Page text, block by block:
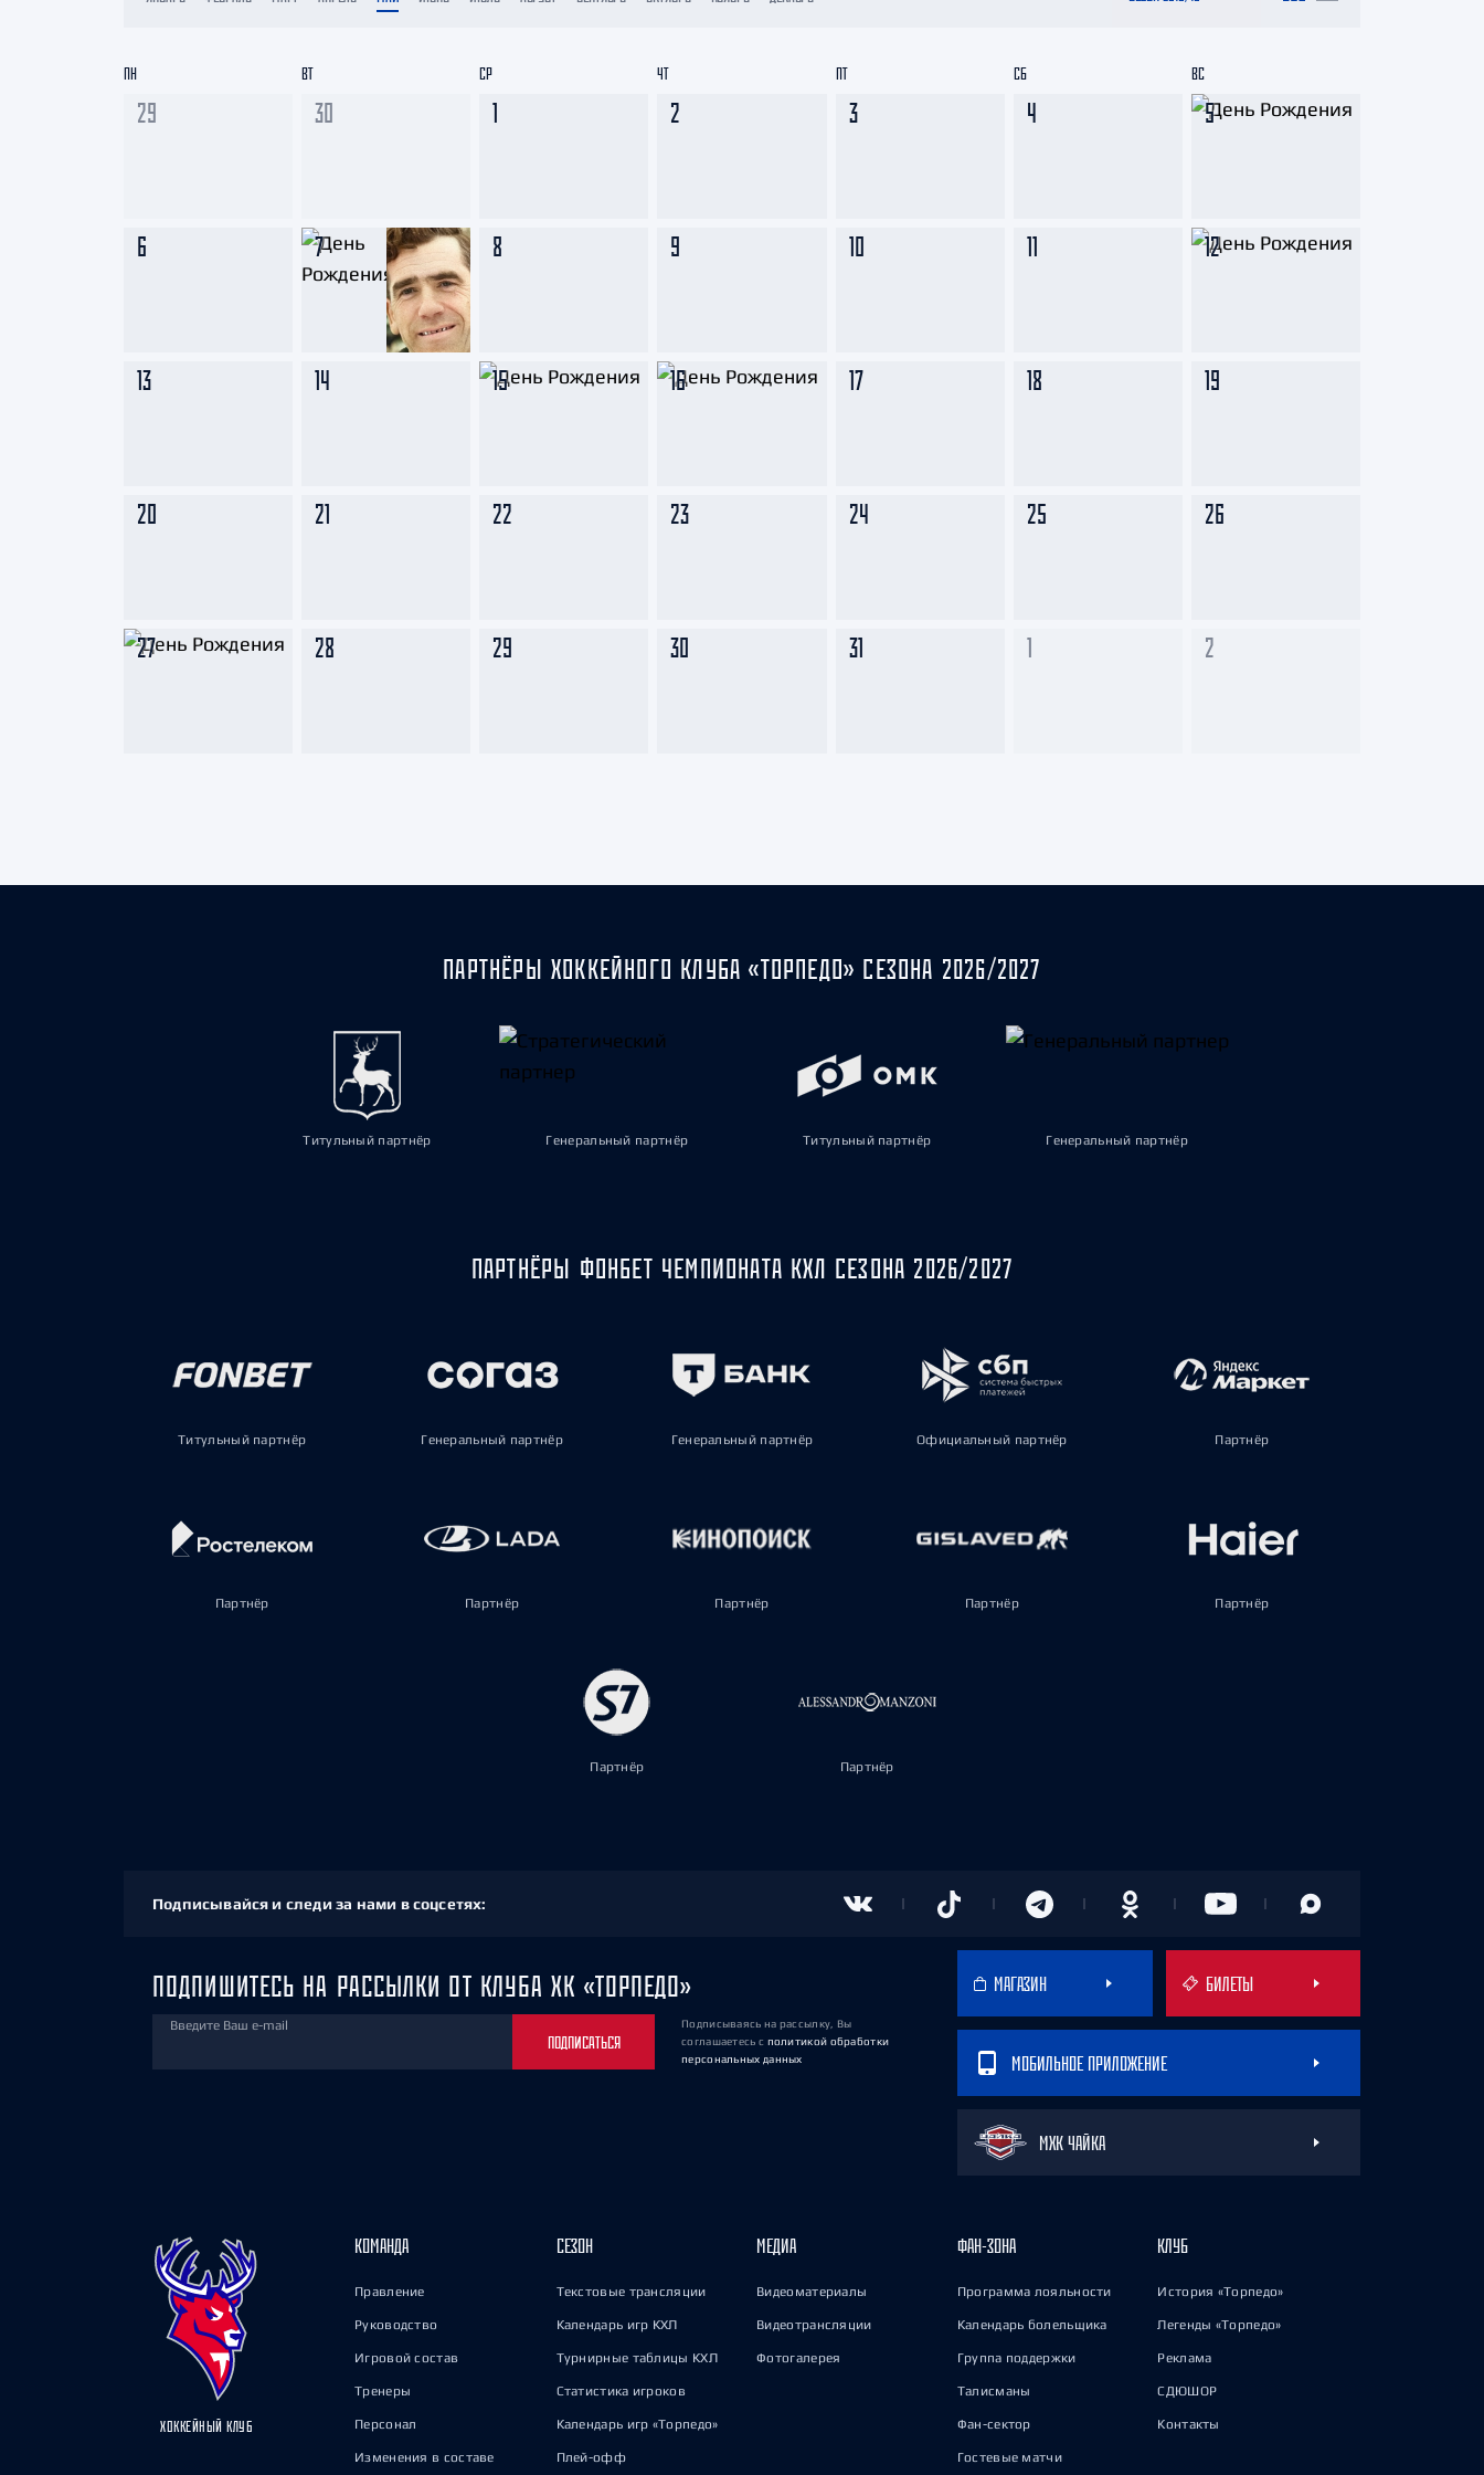
ЦСКА
Шанхайские Драконы
Салават Юлаев
29 30 1 2 3 4 5
6 7 8 9 10 11 12
13 14 15 16 17 18 19
20 21 22 23 24 25 26
27 28 29 30 31 1 2
ПН ВТ СР ЧТ ПТ СБ ВС
ПАРТНЁРЫ ХОККЕЙНОГО КЛУБА «ТОРПЕДО» СЕЗОНА 2026/2027
Титульный партнёр Генеральный партнёр Титульный партнёр Генеральный партнёр
ПАРТНЁРЫ ФОНБЕТ ЧЕМПИОНАТА КХЛ СЕЗОНА 2026/2027
Титульный партнёр Генеральный партнёр Генеральный партнёр Официальный партнёр Партнёр
Партнёр Партнёр Партнёр Партнёр Партнёр
Партнёр Партнёр
Подписывайся и следи за нами в соцсетях:
ПОДПИШИТЕСЬ НА РАССЫЛКИ ОТ КЛУБА ХК «ТОРПЕДО»
Введите Ваш e-mail
ПОДПИСАТЬСЯ
Подписываясь на рассылку, Вы
соглашаетесь с политикой обработки
персональных данных
МАГАЗИН БИЛЕТЫ
МОБИЛЬНОЕ ПРИЛОЖЕНИЕ
МХК ЧАЙКА
ХОККЕЙНЫЙ КЛУБ
КОМАНДА
Правление
Руководство
Игровой состав
Тренеры
Персонал
Изменения в составе
СЕЗОН
Текстовые трансляции
Календарь игр КХЛ
Турнирные таблицы КХЛ
Статистика игроков
Календарь игр «Торпедо»
Плей-офф
МЕДИА
Видеоматериалы
Видеотрансляции
Фотогалерея
ФАН-ЗОНА
Программа лояльности
Календарь болельщика
Группа поддержки
Талисманы
Фан-сектор
Гостевые матчи
КЛУБ
История «Торпедо»
Легенды «Торпедо»
Реклама
СДЮШОР
Контакты